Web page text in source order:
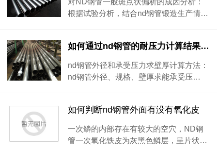
根据试验分析，结合nd钢管锻造生产情…
如何通过nd钢管的耐压力计算结果得知其好坏？
nd钢管外径和承受压力求壁厚计算方法：
nd钢管外径、规格、壁厚求能承受压…
如何判断nd钢管外面有没有氧化皮
一次鳞的内部存在有较大的空穴，ND钢
管一次氧化铁皮为灰黑色鳞层，呈片状…